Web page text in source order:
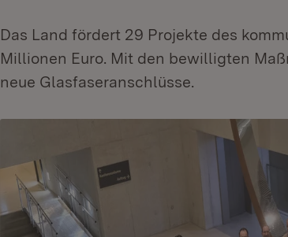
Das Land fördert 29 Projekte des
Millionen Euro. Mit den bewilligten
neue Glasfaseranschlüsse.